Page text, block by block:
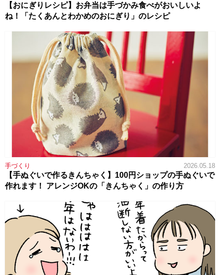
【おにぎりレシピ】お弁当は手づかみ食べがおいしいよ
ね！「たくあんとわかめのおにぎり」のレシピ
手づくり 2026.05.18
【手ぬぐいで作るきんちゃく】100円ショップの手ぬぐいで
作れます！ アレンジOKの「きんちゃく」の作り方